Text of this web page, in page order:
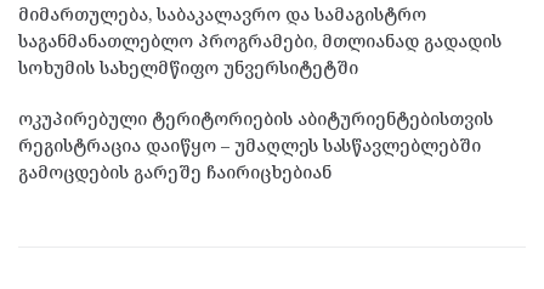
მიმართულება, საბაკალავრო და სამაგისტრო
საგანმანათლებლო პროგრამები, მთლიანად გადადის
სოხუმის სახელმწიფო უნვერსიტეტში
ოკუპირებული ტერიტორიების აბიტურიენტებისთვის
რეგისტრაცია დაიწყო – უმაღლეს სასწავლებლებში
გამოცდების გარეშე ჩაირიცხებიან